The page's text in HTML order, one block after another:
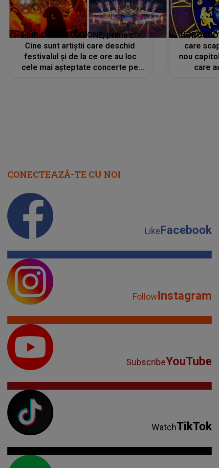
LINE-UP UNTOLD ONE, prima zi.
Cine sunt artiștii care deschid
festivalul și de la ce ore au loc
cele mai așteptate concerte pe
care
nou
care
CONECTEAZĂ-TE CU NOI
LikeFacebook
FollowInstagram
SubscribeYouTube
WatchTikTok